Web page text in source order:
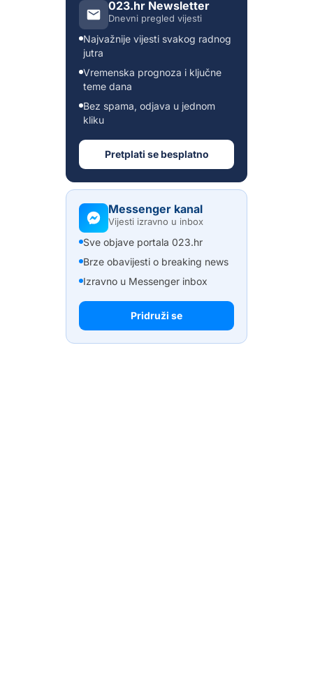
023.hr Newsletter
Dnevni pregled vijesti
Najvažnije vijesti svakog radnog
jutra
Vremenska prognoza i ključne
teme dana
Bez spama, odjava u jednom
kliku
Pretplati se besplatno
Messenger kanal
Vijesti izravno u inbox
Sve objave portala 023.hr
Brze obavijesti o breaking news
Izravno u Messenger inbox
Pridruži se